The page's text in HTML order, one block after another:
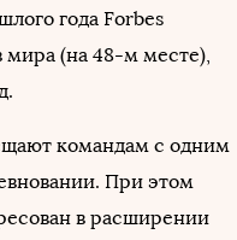
года Forbes
мира (на 48-м месте),
командам с одним
При этом
в расширении